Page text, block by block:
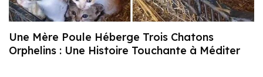
Une Mère Poule Héberge Trois Chatons
Orphelins : Une Histoire Touchante à Méditer